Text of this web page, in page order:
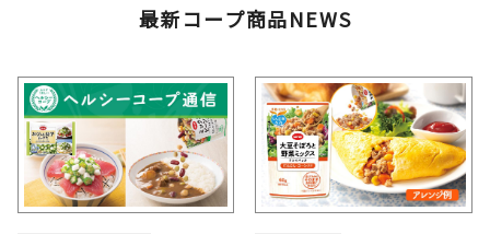
最新コープ商品NEWS